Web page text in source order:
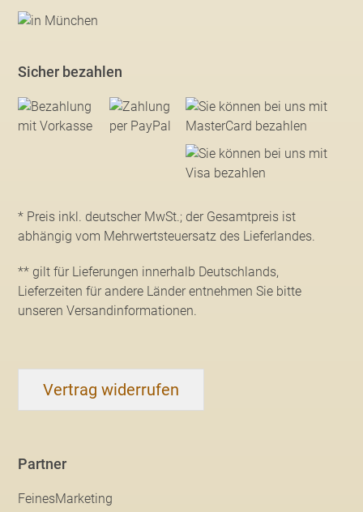
Sicher bezahlen
* Preis inkl. deutscher MwSt.; der Gesamtpreis ist
abhängig vom Mehrwertsteuersatz des Lieferlandes.
** gilt für Lieferungen innerhalb Deutschlands,
Lieferzeiten für andere Länder entnehmen Sie bitte
unseren Versandinformationen.
Vertrag widerrufen
Partner
FeinesMarketing